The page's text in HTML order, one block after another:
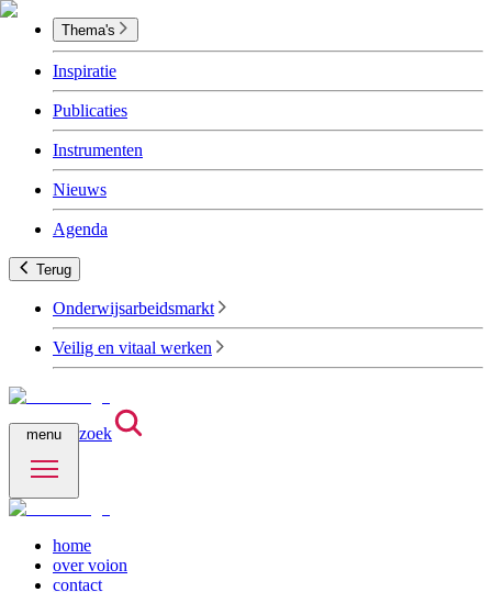
Thema's
Inspiratie
Publicaties
Instrumenten
Nieuws
Agenda
Terug
Onderwijsarbeidsmarkt
Veilig en vitaal werken
menu zoek
home
over voion
contact